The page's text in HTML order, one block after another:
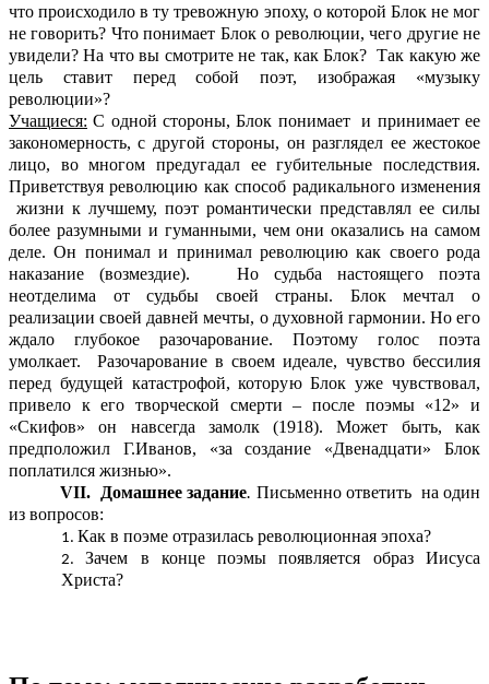
что происходило в ту тревожную эпоху, о которой Блок не мог
не говорить? Что понимает Блок о революции, чего другие не
увидели? На что вы смотрите не так, как Блок? Так какую же
цель ставит перед собой поэт, изображая «музыку
революции»?
Учащиеся: С одной стороны, Блок понимает и принимает ее
закономерность, с другой стороны, он разглядел ее жестокое
лицо, во многом предугадал ее губительные последствия.
Приветствуя революцию как способ радикального изменения
жизни к лучшему, поэт романтически представлял ее силы
более разумными и гуманными, чем они оказались на самом
деле. Он понимал и принимал революцию как своего рода
наказание (возмездие). Но судьба настоящего поэта
неотделима от судьбы своей страны. Блок мечтал о
реализации своей давней мечты, о духовной гармонии. Но его
ждало глубокое разочарование. Поэтому голос поэта
умолкает. Разочарование в своем идеале, чувство бессилия
перед будущей катастрофой, которую Блок уже чувствовал,
привело к его творческой смерти – после поэмы «12» и
«Скифов» он навсегда замолк (1918). Может быть, как
предположил Г.Иванов, «за создание «Двенадцати» Блок
поплатился жизнью».
VII. Домашнее задание. Письменно ответить на один
из вопросов:
Как в поэме отразилась революционная эпоха?
Зачем в конце поэмы появляется образ Иисуса
Христа?